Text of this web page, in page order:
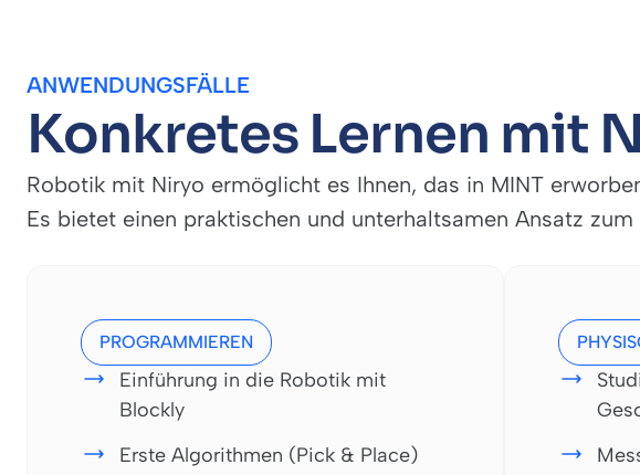
ANWENDUNGSFÄLLE
Konkretes Lernen mit
Robotik mit Niryo ermöglicht es Ihnen, das in MINT
Es bietet einen praktischen und unterhaltsamen Ansatz
PROGRAMMIEREN
Einführung in die Robotik mit
Blockly
Erste Algorithmen (Pick & Place)